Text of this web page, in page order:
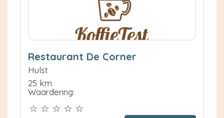
Restaurant De Corner
Hulst
25 km
Waardering: